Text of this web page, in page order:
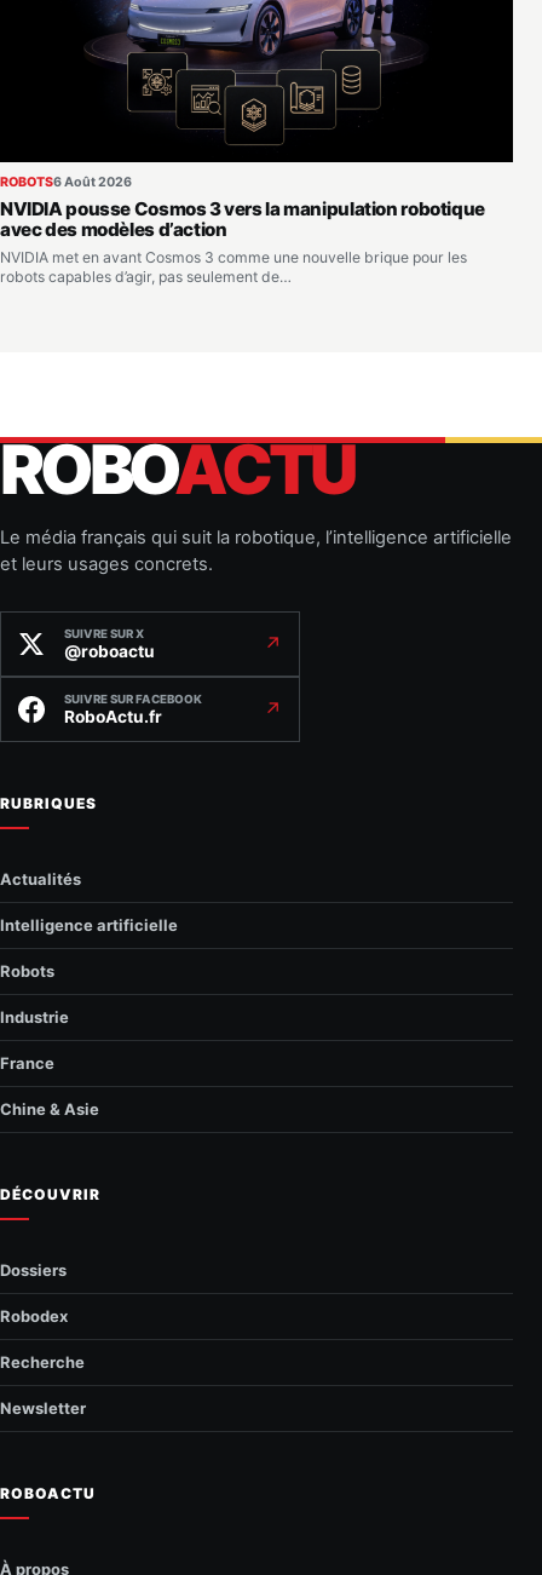
ROBOTS6 Août 2026
NVIDIA pousse Cosmos 3 vers la manipulation robotique
avec des modèles d’action
NVIDIA met en avant Cosmos 3 comme une nouvelle brique pour les
robots capables d’agir, pas seulement de…
ROBOACTU
Le média français qui suit la robotique, l’intelligence artificielle
et leurs usages concrets.
SUIVRE SUR X
@roboactu ↗
SUIVRE SUR FACEBOOK
RoboActu.fr ↗
RUBRIQUES
Actualités
Intelligence artificielle
Robots
Industrie
France
Chine & Asie
DÉCOUVRIR
Dossiers
Robodex
Recherche
Newsletter
ROBOACTU
À propos